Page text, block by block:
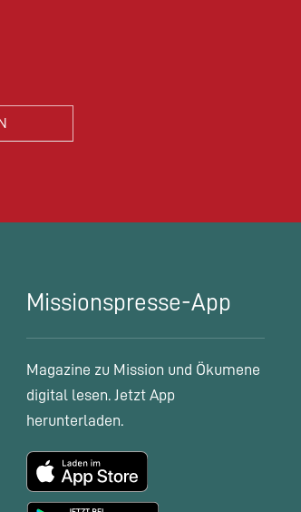
Missionspresse-App
Magazine zu Mission und Ökumene
digital lesen. Jetzt App
herunterladen.